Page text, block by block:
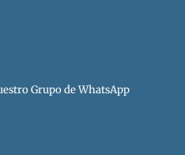
Grupo de WhatsApp